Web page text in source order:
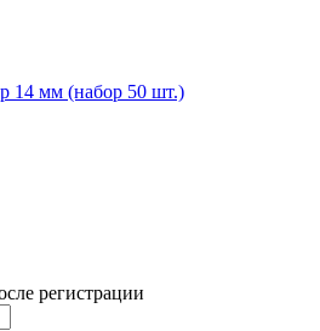
14 мм (набор 50 шт.)
регистрации